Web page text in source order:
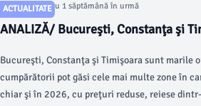
ACTUALITATE
Articol postat cu 1 săptămână în urmă
ANALIZĂ/ Bucureşti, Constanţa şi
Bucureşti, Constanţa şi Timişoara sunt marile
cumpărătorii pot găsi cele mai multe zone în
chiar şi în 2026, cu preţuri reduse, reiese